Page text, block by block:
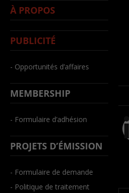
À PROPOS
PUBLICITÉ
- Opportunités d’affaires
MEMBERSHIP
- Formulaire d’adhésion
PROJETS D’ÉMISSION
- Formulaire de demande
- Politique de traitement